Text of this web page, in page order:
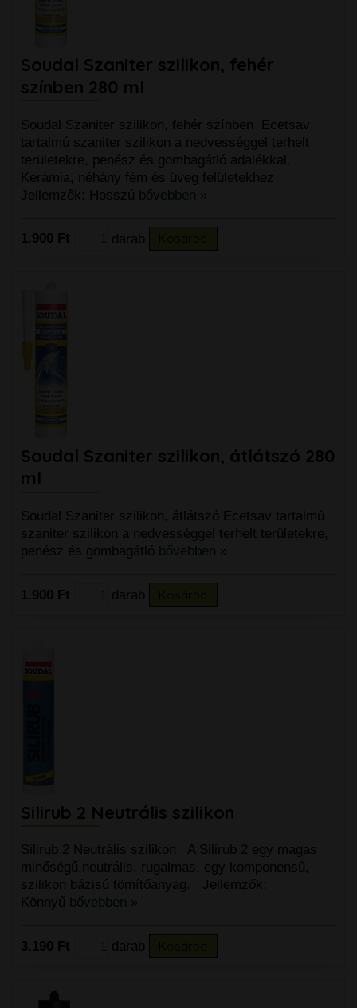
Soudal Szaniter szilikon, fehér
színben 280 ml
Soudal Szaniter szilikon, fehér színben Ecetsav
tartalmú szaniter szilikon a nedvességgel terhelt
területekre, penész és gombagátló adalékkal.
Kerámia, néhány fém és üveg felületekhez
Jellemzők: Hosszú bővebben »
1.900 Ft darab
Soudal Szaniter szilikon, átlátszó 280
ml
Soudal Szaniter szilikon, átlátszó Ecetsav tartalmú
szaniter szilikon a nedvességgel terhelt területekre,
penész és gombagátló bővebben »
1.900 Ft darab
Silirub 2 Neutrális szilikon
Silirub 2 Neutrális szilikon A Silirub 2 egy magas
minőségű,neutrális, rugalmas, egy komponensű,
szilikon bázisú tömítőanyag. Jellemzők:
Könnyű bővebben »
3.190 Ft darab